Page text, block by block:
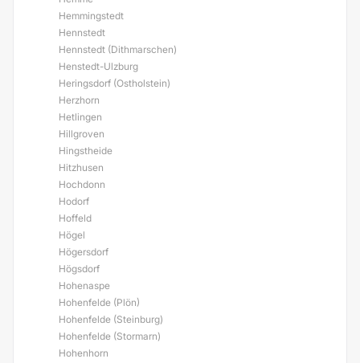
Hemmingstedt
Hennstedt
Hennstedt (Dithmarschen)
Henstedt-Ulzburg
Heringsdorf (Ostholstein)
Herzhorn
Hetlingen
Hillgroven
Hingstheide
Hitzhusen
Hochdonn
Hodorf
Hoffeld
Högel
Högersdorf
Högsdorf
Hohenaspe
Hohenfelde (Plön)
Hohenfelde (Steinburg)
Hohenfelde (Stormarn)
Hohenhorn